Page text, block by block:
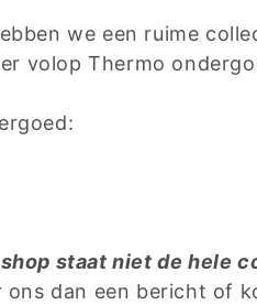
we een ruime
volop Thermo
staat niet de hele
ons dan een bericht of